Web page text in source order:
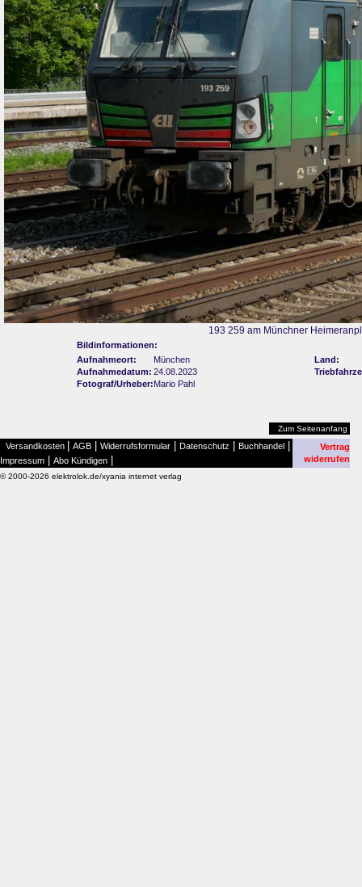
193 259 am Münchner
Bildinformationen:
Aufnahmeort:
München
Land:
Aufnahmedatum: 24.08.2023
Fotograf/Urheber:Mario Pahl
Zum Seitenanfang
Versandkosten AGB Widerrufsformular Datenschutz Buchhandel
Impressum Abo Kündigen
Vertrag
widerrufen
© 2000-2026 elektrolok.de/xyania internet verlag